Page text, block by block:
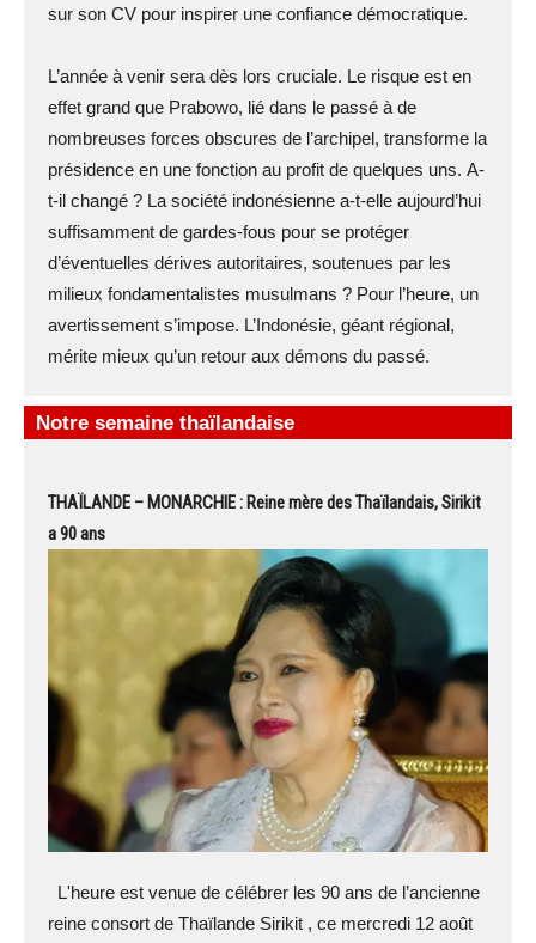
sur son CV pour inspirer une confiance démocratique.
L’année à venir sera dès lors cruciale. Le risque est en
effet grand que Prabowo, lié dans le passé à de
nombreuses forces obscures de l’archipel, transforme la
présidence en une fonction au profit de quelques uns. A-
t-il changé ? La société indonésienne a-t-elle aujourd’hui
suffisamment de gardes-fous pour se protéger
d’éventuelles dérives autoritaires, soutenues par les
milieux fondamentalistes musulmans ? Pour l’heure, un
avertissement s’impose. L’Indonésie, géant régional,
mérite mieux qu’un retour aux démons du passé.
Notre semaine thaïlandaise
THAÏLANDE – MONARCHIE : Reine mère des Thaïlandais, Sirikit
a 90 ans
L'heure est venue de célébrer les 90 ans de l’ancienne
reine consort de Thaïlande Sirikit , ce mercredi 12 août